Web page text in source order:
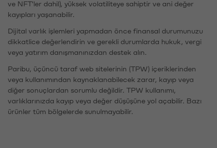
ve NFT'ler dahil), yüksek volatiliteye sahiptir ve ani değer
kayıpları yaşanabilir.
Dijital varlık işlemleri yapmadan önce finansal durumunuzu
dikkatlice değerlendirin ve gerekli durumlarda hukuk, vergi
veya yatırım danışmanınızdan destek alın.
Paribu, üçüncü taraf web sitelerinin (TPW) içeriklerinden
veya kullanımından kaynaklanabilecek zarar, kayıp veya
diğer sonuçlardan sorumlu değildir. TPW kullanımı,
varlıklarınızda kayıp veya değer düşüşüne yol açabilir. Bazı
ürünler tüm bölgelerde sunulmayabilir.